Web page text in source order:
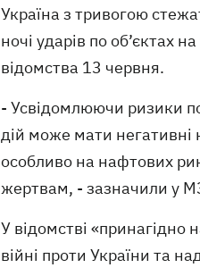
Україна з тривогою
ночі ударів по об’єктах
відомства 13 червня.
- Усвідомлюючи ризики
дій може мати негативні
особливо на нафтових
жертвам, - зазначили у
У відомстві «принагідно
війні проти України та